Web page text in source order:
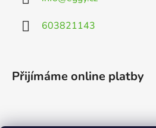
603821143
Přijímáme online platby